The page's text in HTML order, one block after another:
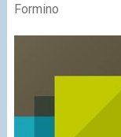
Formino